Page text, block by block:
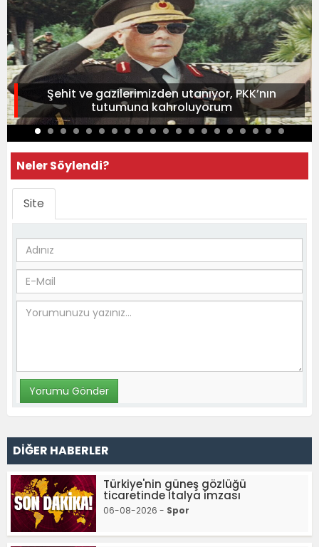
Şehit ve gazilerimizden utanıyor, PKK’nın
tutumuna kahroluyorum
Neler Söylendi?
Site
DİĞER HABERLER
Türkiye'nin güneş gözlüğü
ticaretinde İtalya imzası
06-08-2026 - Spor